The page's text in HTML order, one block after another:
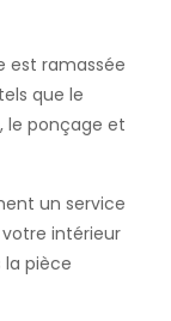
est ramassée
que le
le ponçage et
un service
intérieur
pièce